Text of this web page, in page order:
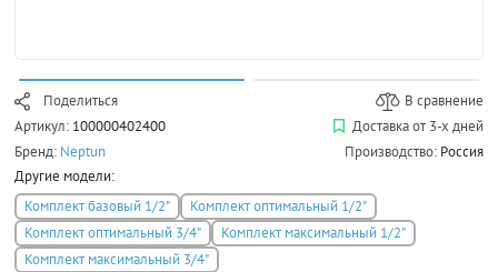
Поделиться
В сравнение
Артикул: 100000402400
Доставка от 3-х дней
Бренд: Neptun Производство: Россия
Другие модели:
Комплект базовый 1/2"
Комплект оптимальный 1/2"
Комплект оптимальный 3/4"
Комплект максимальный 1/2"
Комплект максимальный 3/4"